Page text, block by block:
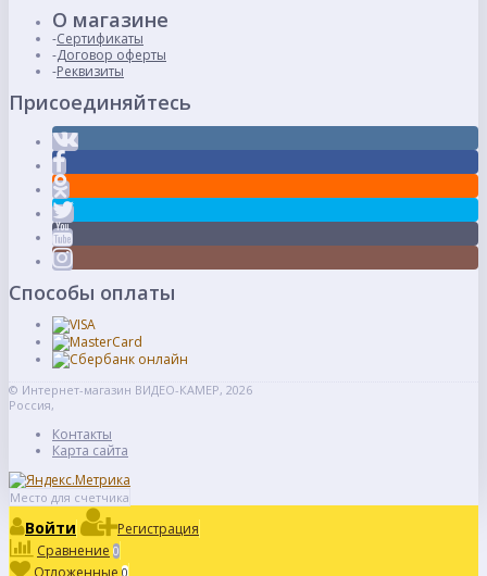
О магазине
Сертификаты
Договор оферты
Реквизиты
Присоединяйтесь
Способы оплаты
© Интернет-магазин ВИДЕО-КАМЕР, 2026
Россия,
Контакты
Карта сайта
Место для счетчика
Войти
Регистрация
Сравнение 0